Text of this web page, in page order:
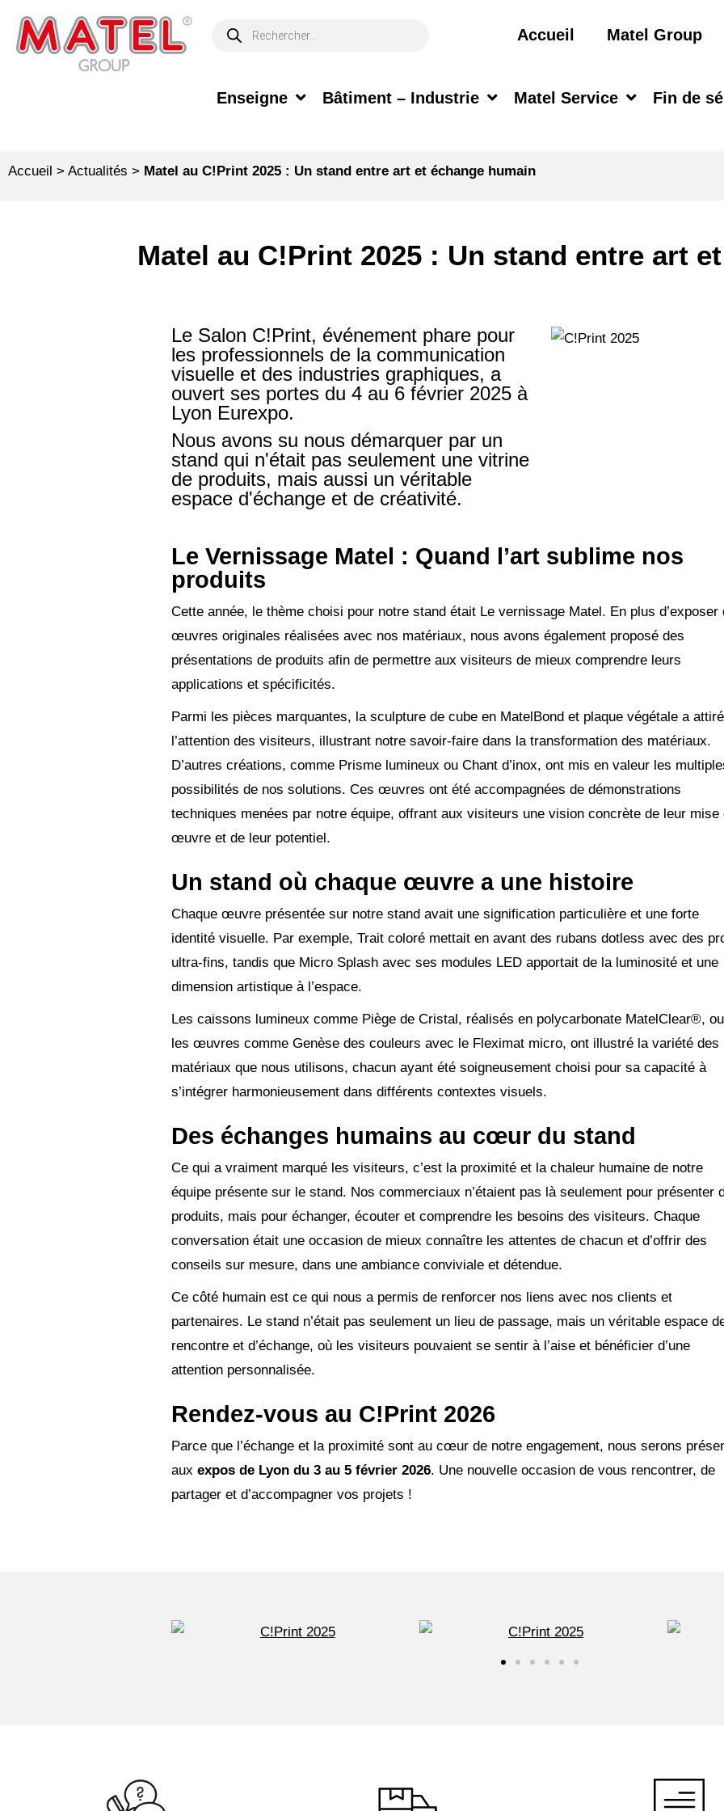
Accueil Matel Group
Enseigne Bâtiment – Industrie Matel Service Fin de
Accueil > Actualités > Matel au C!Print 2025 : Un stand entre art et échange humain
Matel au C!Print 2025 : Un stand entre art
Le Salon C!Print, événement phare pour
les professionnels de la communication
visuelle et des industries graphiques, a
ouvert ses portes du 4 au 6 février 2025 à
Lyon Eurexpo.
Nous avons su nous démarquer par un
stand qui n'était pas seulement une vitrine
de produits, mais aussi un véritable
espace d'échange et de créativité.
Le Vernissage Matel : Quand l’art sublime nos
produits
Cette année, le thème choisi pour notre stand était Le vernissage Matel. En plus d’exposer
œuvres originales réalisées avec nos matériaux, nous avons également proposé des
présentations de produits afin de permettre aux visiteurs de mieux comprendre leurs
applications et spécificités.
Parmi les pièces marquantes, la sculpture de cube en MatelBond et plaque végétale a attiré
l’attention des visiteurs, illustrant notre savoir-faire dans la transformation des matériaux.
D’autres créations, comme Prisme lumineux ou Chant d’inox, ont mis en valeur les
possibilités de nos solutions. Ces œuvres ont été accompagnées de démonstrations
techniques menées par notre équipe, offrant aux visiteurs une vision concrète de leur mise
œuvre et de leur potentiel.
Un stand où chaque œuvre a une histoire
Chaque œuvre présentée sur notre stand avait une signification particulière et une forte
identité visuelle. Par exemple, Trait coloré mettait en avant des rubans dotless avec des
ultra-fins, tandis que Micro Splash avec ses modules LED apportait de la luminosité et une
dimension artistique à l’espace.
Les caissons lumineux comme Piège de Cristal, réalisés en polycarbonate MatelClear®, ou
les œuvres comme Genèse des couleurs avec le Fleximat micro, ont illustré la variété des
matériaux que nous utilisons, chacun ayant été soigneusement choisi pour sa capacité à
s’intégrer harmonieusement dans différents contextes visuels.
Des échanges humains au cœur du stand
Ce qui a vraiment marqué les visiteurs, c’est la proximité et la chaleur humaine de notre
équipe présente sur le stand. Nos commerciaux n’étaient pas là seulement pour présenter
produits, mais pour échanger, écouter et comprendre les besoins des visiteurs. Chaque
conversation était une occasion de mieux connaître les attentes de chacun et d’offrir des
conseils sur mesure, dans une ambiance conviviale et détendue.
Ce côté humain est ce qui nous a permis de renforcer nos liens avec nos clients et
partenaires. Le stand n’était pas seulement un lieu de passage, mais un véritable espace
rencontre et d’échange, où les visiteurs pouvaient se sentir à l’aise et bénéficier d’une
attention personnalisée.
Rendez-vous au C!Print 2026
Parce que l’échange et la proximité sont au cœur de notre engagement, nous serons
aux expos de Lyon du 3 au 5 février 2026. Une nouvelle occasion de vous rencontrer, de
partager et d’accompagner vos projets !